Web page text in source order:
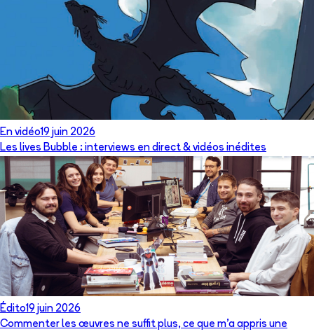
En vidéo19 juin 2026
Les lives Bubble : interviews en direct & vidéos inédites
Édito19 juin 2026
Commenter les œuvres ne suffit plus, ce que m’a appris une